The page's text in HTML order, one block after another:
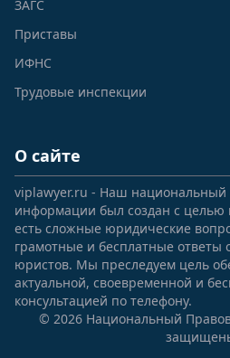
ЗАГС
Приставы
ИФНС
Трудовые инспекции
О сайте
viplawyer.ru - Наш национальный
информации был создан с целью
есть сложные юридические
грамотные и бесплатные ответы
юристов. Мы преследуем цель
актуальной, своевременной и
консультацией по телефону.
© 2026 Национальный